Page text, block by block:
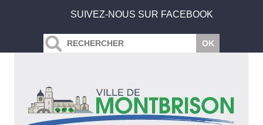
SUIVEZ-NOUS SUR FACEBOOK